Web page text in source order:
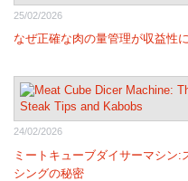
25/02/2026
なぜ正確な肉の量管理が収益性
24/02/2026
ミートキューブダイサーマシン
シングの秘密